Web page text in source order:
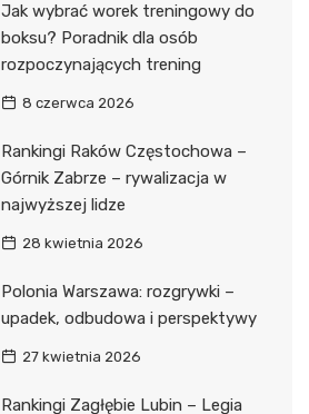
Jak wybrać worek treningowy do
boksu? Poradnik dla osób
rozpoczynających trening
8 czerwca 2026
Rankingi Raków Częstochowa –
Górnik Zabrze – rywalizacja w
najwyższej lidze
28 kwietnia 2026
Polonia Warszawa: rozgrywki –
upadek, odbudowa i perspektywy
27 kwietnia 2026
Rankingi Zagłębie Lubin – Legia